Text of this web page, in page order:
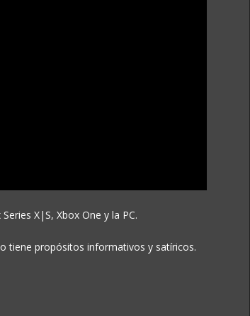
X|S, Xbox One y la PC.
tiene propósitos informativos y satíricos.